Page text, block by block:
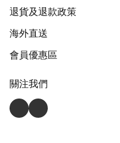
退貨及退款政策
海外直送
會員優惠區
關注我們